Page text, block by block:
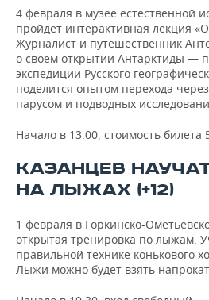
4 февраля в музее естественной
пройдет интерактивная лекция
Журналист и путешественник
о своем открытии Антарктиды —
экспедиции Русского
поделится опытом перехода
парусом и подводных
Начало в 13.00, стоимость билета
КАЗАНЦЕВ
НА ЛЫЖАХ (+12)
1 февраля в Горкинско-
открытая тренировка по лыжам.
правильной технике конькового
Лыжи можно будет взять